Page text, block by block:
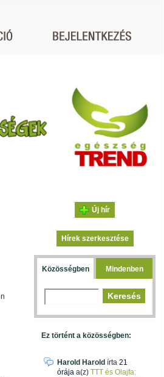
Új hír
Hírek szerkesztése
Közösségben Mindenben
Ez történt a közösségben:
Harold Harold írta 21
órája a(z) TTT és Olajfa: